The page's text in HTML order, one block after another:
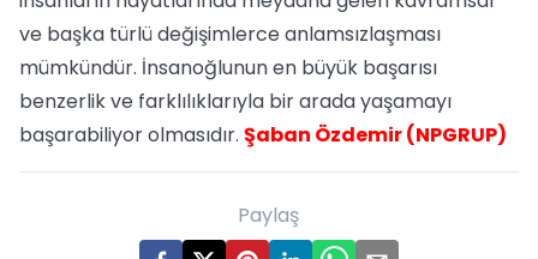
ve başka türlü değişimlerce anlamsızlaşması
mümkündür. İnsanoğlunun en büyük başarısı
benzerlik ve farklılıklarıyla bir arada yaşamayı
başarabiliyor olmasıdır. Şaban Özdemir (NPGRUP)
Paylaş